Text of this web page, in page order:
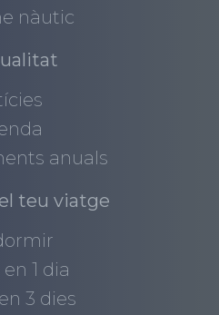
nàutic
anuals
teu viatge
1 dia
3 dies